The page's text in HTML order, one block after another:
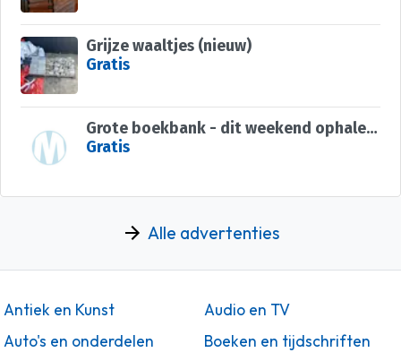
Grijze waaltjes (nieuw)
Gratis
Grote boekbank - dit weekend ophalen met lift (zelf te regelen).
Gratis
Alle advertenties
Antiek en Kunst
Audio en TV
Auto's en onderdelen
Boeken en tijdschriften